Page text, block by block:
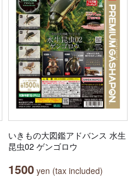
いきもの大図鑑アドバンス 水生
昆虫02 ゲンゴロウ
1500 yen (tax included)